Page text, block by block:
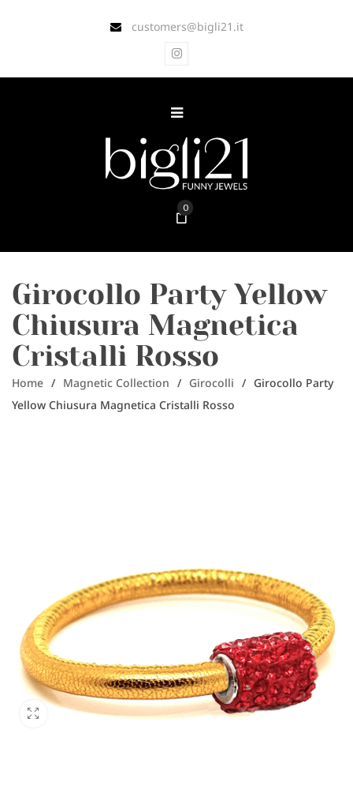
customers@bigli21.it
0
Girocollo Party Yellow
Chiusura Magnetica
Cristalli Rosso
Home / Magnetic Collection / Girocolli / Girocollo Party
Yellow Chiusura Magnetica Cristalli Rosso